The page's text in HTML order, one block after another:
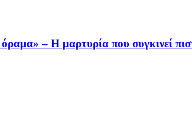
– Η μαρτυρία που συγκινεί